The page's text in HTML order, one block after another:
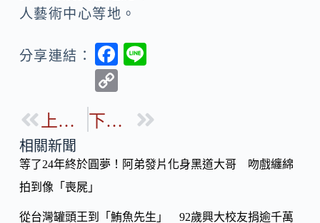
人藝術中心等地。
分享連結：
F
b
o
p
Li
k
上一篇 下一篇
相關新聞
等了24年終於圓夢！阿弟發片化身黑道大哥 吻戲纏綿
拍到像「喪屍」
從台灣罐頭王到「鮪魚先生」 92歲興大校友捐逾千萬